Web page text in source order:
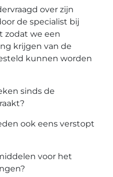
over zijn
de specialist bij
zodat we een
krijgen van de
kunnen worden
sinds de
ook eens verstopt
voor het